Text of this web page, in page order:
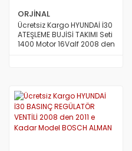
ORJİNAL
Ücretsiz Kargo HYUNDAİ İ30
ATEŞLEME BUJİSİ TAKIMI Seti
1400 Motor 16Valf 2008 den